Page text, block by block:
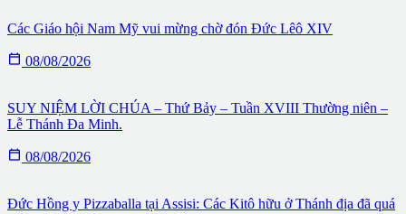
Các Giáo hội Nam Mỹ vui mừng chờ đón Đức Lêô XIV
 08/08/2026
SUY NIỆM LỜI CHÚA – Thứ Bảy – Tuần XVIII Thường niên –
Lễ Thánh Đa Minh.
 08/08/2026
Đức Hồng y Pizzaballa tại Assisi: Các Kitô hữu ở Thánh địa đã quá